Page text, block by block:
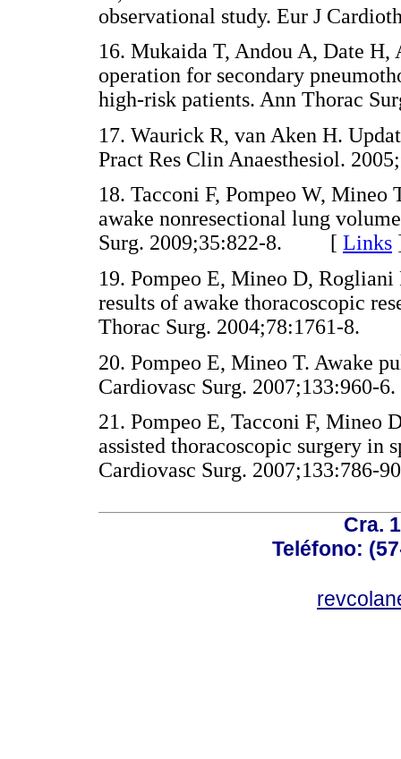
observational study. Eur J
16. Mukaida T, Andou A, Date
operation for secondary
high-risk patients. Ann Thorac
17. Waurick R, van Aken H.
Pract Res Clin Anaesthesiol.
18. Tacconi F, Pompeo W,
awake nonresectional lung
Surg. 2009;35:822-8. [ Links
19. Pompeo E, Mineo D,
results of awake thoracoscopic
Thorac Surg. 2004;78:1761-
20. Pompeo E, Mineo T. Awake
Cardiovasc Surg.
21. Pompeo E, Tacconi F, Mineo
assisted thoracoscopic surgery in
Cardiovasc Surg.
Cra.
Teléfono: